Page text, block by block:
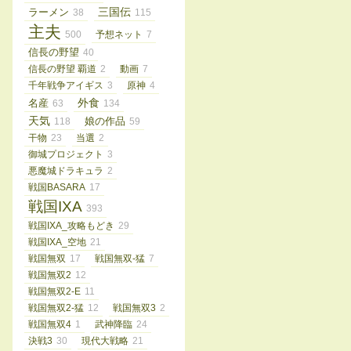
ラーメン 38 三国伝 115
主夫 500 予想ネット 7
信長の野望 40
信長の野望 覇道 2 動画 7
千年戦争アイギス 3 原神 4
名産 63 外食 134
天気 118 娘の作品 59
干物 23 当選 2
御城プロジェクト 3
悪魔城ドラキュラ 2
戦国BASARA 17
戦国IXA 393
戦国IXA_攻略もどき 29
戦国IXA_空地 21
戦国無双 17 戦国無双-猛 7
戦国無双2 12
戦国無双2-E 11
戦国無双2-猛 12 戦国無双3 2
戦国無双4 1 武神降臨 24
決戦3 30 現代大戦略 21